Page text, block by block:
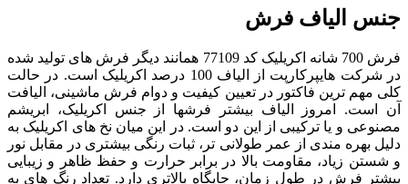
جنس الیاف فرش
فرش 700 شانه اکریلیک کد 77109 همانند دیگر فرش های تولید شده
در شرکت هایپرکارپت از الیاف 100 درصد اکریلیک است. در حالت
کلی مهم ترین فاکتور در تعیین کیفیت و دوام فرش ماشینی، الیافت
آن است. امروز الیاف بیشتر فرشها از جنس اکریلیک، ابریشم
مصنوعی و یا ترکیبی از این دو است. در این میان نخ های اکریلیک به
دلیل بهره مندی از عمر طولانی تر، ثبات رنگی بیشتری در مقابل نور
و شستن زیاد، مقاومت بالا در برابر حرارت و حفظ ظاهر و زیبایی
بیشتر فرش در طول زمان، جایگاه بالاتری دارد. تعداد رنگ های به